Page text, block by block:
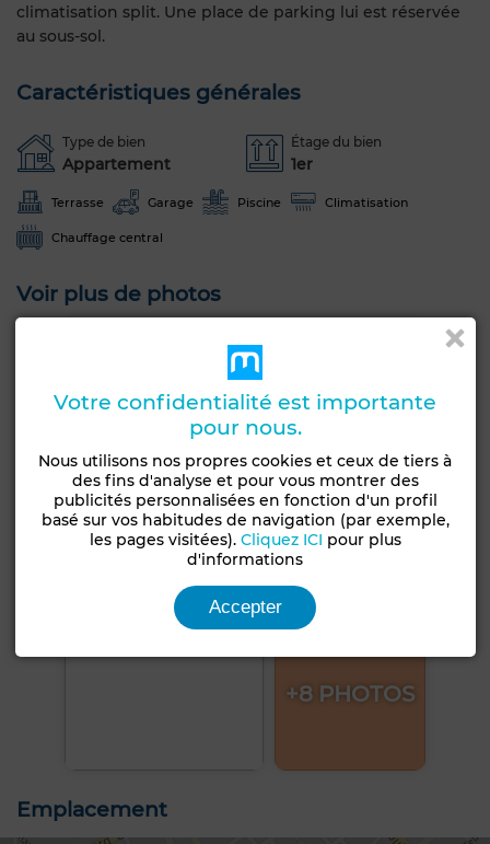
climatisation split. Une place de parking lui est réservée
au sous-sol.
Caractéristiques générales
Type de bien
Appartement
Étage du bien
1er
Terrasse Garage Piscine Climatisation
Chauffage central
Voir plus de photos
+8 PHOTOS
Emplacement
Votre confidentialité est importante
pour nous.
Nous utilisons nos propres cookies et ceux de tiers à
des fins d'analyse et pour vous montrer des
publicités personnalisées en fonction d'un profil
basé sur vos habitudes de navigation (par exemple,
les pages visitées). Cliquez ICI pour plus
d'informations
Accepter